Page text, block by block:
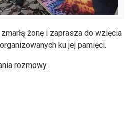
żonę i zaprasza do wzięcia
ku jej pamięci.
rozmowy.